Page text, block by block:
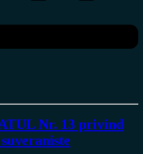
Nr. 13 privind